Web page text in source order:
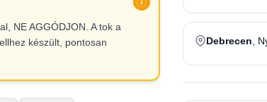
NE AGGÓDJON. A tok a
készült, pontosan
Debrecen ,